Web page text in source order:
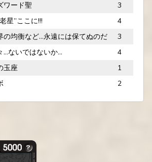
ワード聖
3
星”ここに!!!
4
の均衡など…永遠には保てぬのだ
3
…ないではないか…
4
玉座
1
2